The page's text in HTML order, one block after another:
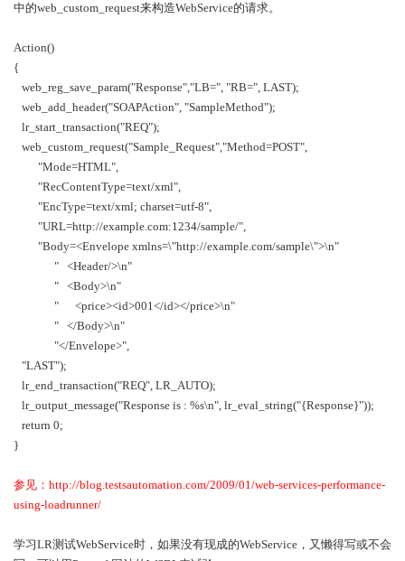
中的web_custom_request来构造WebService的请求。
Action()
{
web_reg_save_param("Response","LB=", "RB=", LAST);
web_add_header("SOAPAction", "SampleMethod");
lr_start_transaction("REQ");
web_custom_request("Sample_Request","Method=POST",
"Mode=HTML",
"RecContentType=text/xml",
"EncType=text/xml; charset=utf-8",
"URL=http://example.com:1234/sample/",
"Body=<Envelope xmlns=\"http://example.com/sample\">\n"
" <Header/>\n"
" <Body>\n"
" <price><id>001</id></price>\n"
" </Body>\n"
"</Envelope>",
"LAST");
lr_end_transaction("REQ", LR_AUTO);
lr_output_message("Response is : %s\n", lr_eval_string("{Response}"));
return 0;
}
参见： http://blog.testsautomation.com/2009/01/web-services-performance-
using-loadrunner/
学习LR测试WebService时，如果没有现成的WebService ，又懒得写或不会